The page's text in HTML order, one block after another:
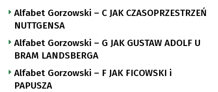
Alfabet Gorzowski – C JAK CZASOPRZESTRZEŃ
NUTTGENSA
Alfabet Gorzowski – G JAK GUSTAW ADOLF U
BRAM LANDSBERGA
Alfabet Gorzowski – F JAK FICOWSKI i
PAPUSZA